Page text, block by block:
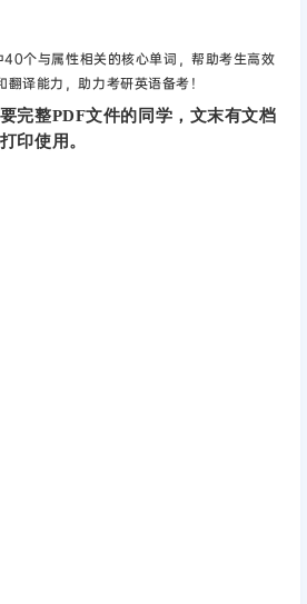
个与属性相关的核心单词，帮助考生高效
译能力，助力考研英语备考！
完整PDF文件的同学，文末有文档
印使用。